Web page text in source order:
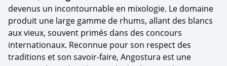
devenus un incontournable en mixologie. Le domaine
produit une large gamme de rhums, allant des blancs
aux vieux, souvent primés dans des concours
internationaux. Reconnue pour son respect des
traditions et son savoir-faire, Angostura est une